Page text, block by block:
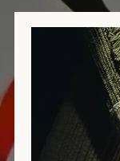
Я даю согласие
политикой